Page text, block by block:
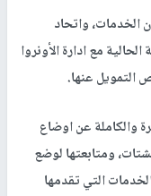
الخدمات، واتحاد
مع ادارة الأونروا
التمويل عنها.
والكاملة عن اوضاع
ومتابعتها لوضع
التي تقدمها